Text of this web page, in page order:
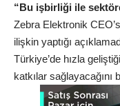
“Bu işbirliği ile
Zebra Elektronik
ilişkin yaptığı
Türkiye’de hızla
katkılar sağlayacağını